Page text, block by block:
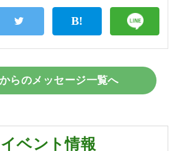
らのメッセージ一覧へ
イベント情報